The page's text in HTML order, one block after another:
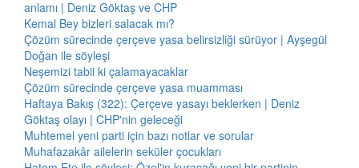
anlamı | Deniz Göktaş ve CHP
Kemal Bey bizleri salacak mı?
Çözüm sürecinde çerçeve yasa belirsizliği sürüyor | Ayşegül
Doğan ile söyleşi
Neşemizi tabii ki çalamayacaklar
Çözüm sürecinde çerçeve yasa muamması
Haftaya Bakış (322): Çerçeve yasayı beklerken | Deniz
Göktaş olayı | CHP'nin geleceği
Muhtemel yeni parti için bazı notlar ve sorular
Muhafazakâr ailelerin seküler çocukları